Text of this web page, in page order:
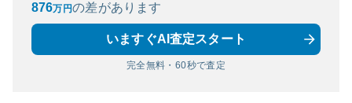
876万円の差があります
いますぐAI査定スタート
完全無料・60秒で査定